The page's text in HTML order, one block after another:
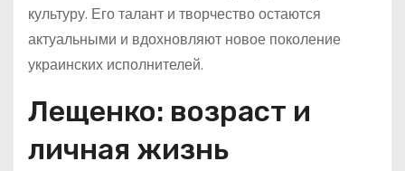
культуру. Его талант и творчество остаются
актуальными и вдохновляют новое поколение
украинских исполнителей.
Лещенко: возраст и
личная жизнь